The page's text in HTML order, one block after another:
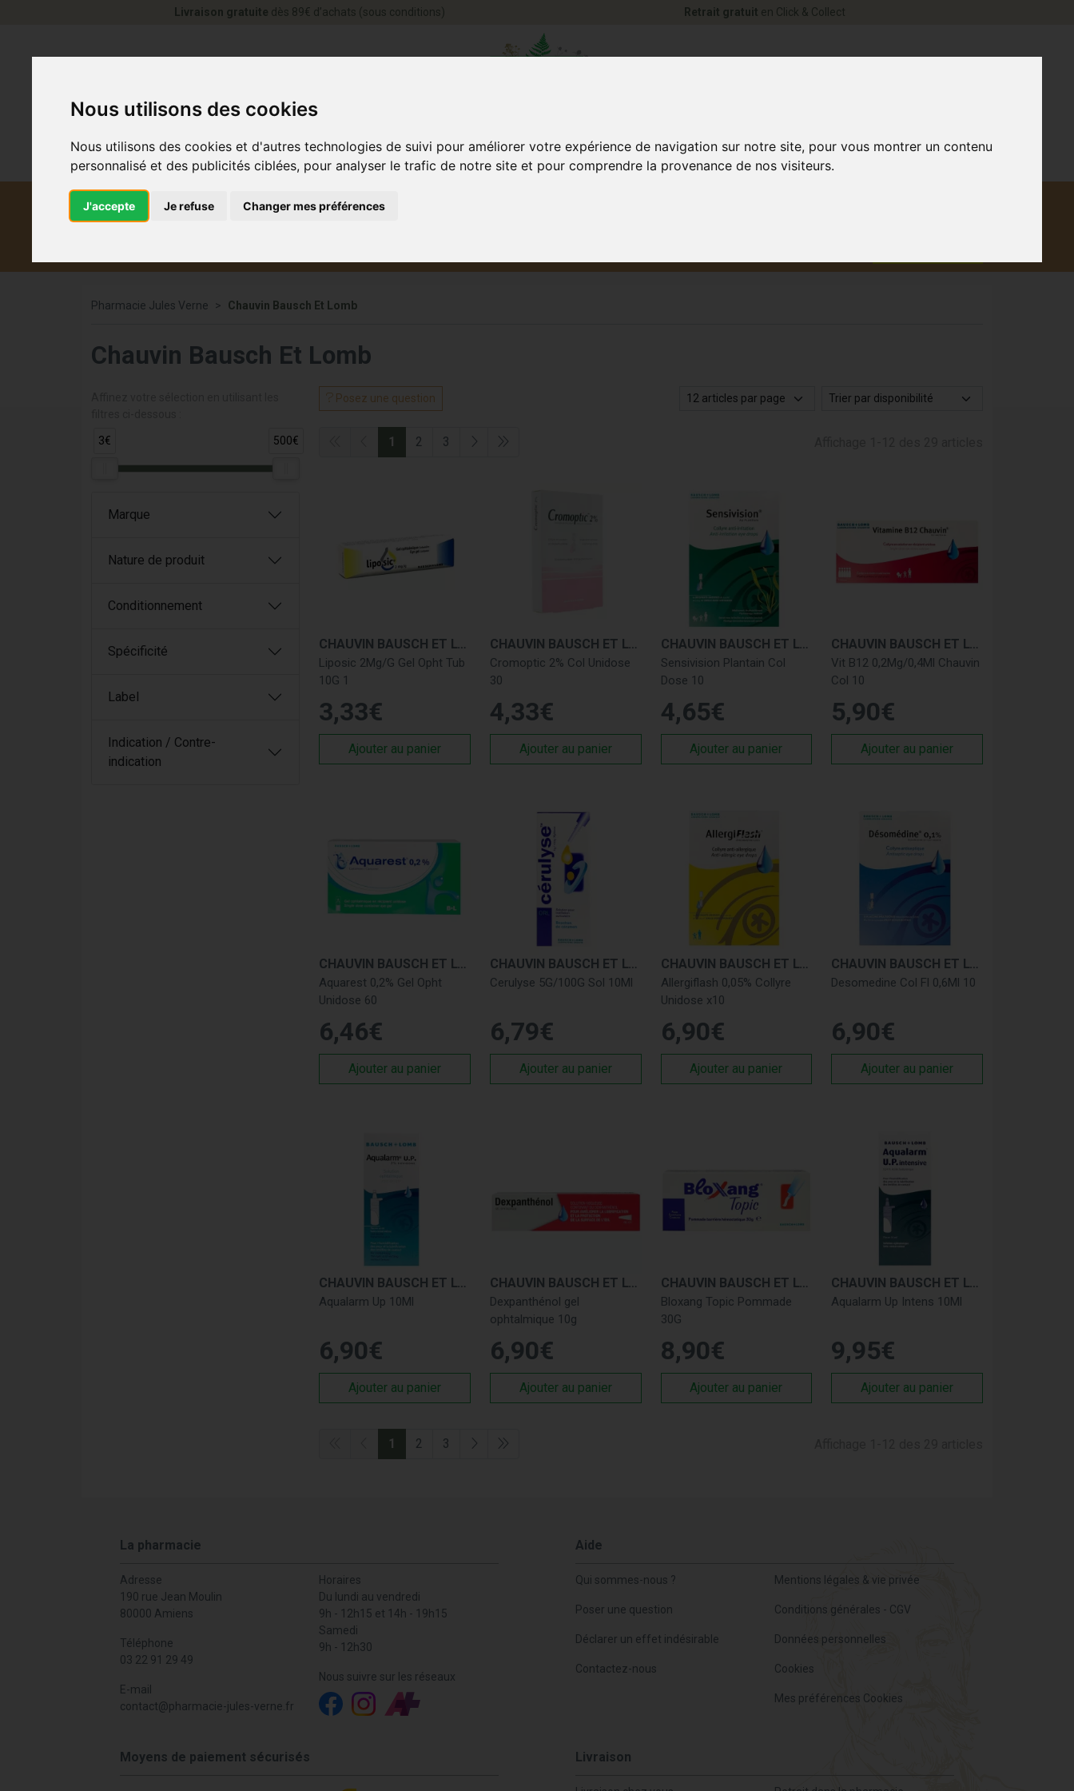
Nous utilisons des cookies
Nous utilisons des cookies et d'autres technologies de suivi pour améliorer votre expérience de navigation sur notre site, pour vous montrer un contenu
personnalisé et des publicités ciblées, pour analyser le trafic de notre site et pour comprendre la provenance de nos visiteurs.
J'accepte Je refuse Changer mes préférences
Livraison gratuite dès 89€ d’achats (sous conditions) Retrait gratuit en Click & Collect
Pharmacie Jules Verne Chauvin Bausch Et Lomb
Chauvin Bausch Et Lomb
Posez une question
1 2 3
CHAUVIN BAUSCH ET LOMB
Liposic 2Mg/G Gel Opht Tub
10G 1
3,33€
Ajouter au panier
CHAUVIN BAUSCH ET LOMB
Cromoptic 2% Col Unidose
30
4,33€
Ajouter au panier
CHAUVIN BAUSCH ET LOMB
Sensivision Plantain Col
Dose 10
4,65€
Ajouter au panier
CHAUVIN BAUSCH ET LOMB
Vit B12 0,2Mg/0,4Ml Chauvin
Col 10
5,90€
Ajouter au panier
CHAUVIN BAUSCH ET LOMB
Aquarest 0,2% Gel Opht
Unidose 60
6,46€
Ajouter au panier
CHAUVIN BAUSCH ET LOMB
Cerulyse 5G/100G Sol 10Ml
6,79€
Ajouter au panier
CHAUVIN BAUSCH ET LOMB
Allergiflash 0,05% Collyre
Unidose x10
6,90€
Ajouter au panier
CHAUVIN BAUSCH ET LOMB
Desomedine Col Fl 0,6Ml 10
6,90€
Ajouter au panier
CHAUVIN BAUSCH ET LOMB
Aqualarm Up 10Ml
6,90€
Ajouter au panier
CHAUVIN BAUSCH ET LOMB
Dexpanthénol gel
ophtalmique 10g
6,90€
Ajouter au panier
CHAUVIN BAUSCH ET LOMB
Bloxang Topic Pommade
30G
8,90€
Ajouter au panier
CHAUVIN BAUSCH ET LOMB
Aqualarm Up Intens 10Ml
9,95€
Ajouter au panier
1 2 3
3€ 500€
Marque
Nature de produit
Conditionnement
Spécificité
Label
Indication / Contre-
indication
La pharmacie
Adresse
190 rue Jean Moulin
80000 Amiens
Téléphone
03 22 91 29 49
E-mail
contact@pharmacie-jules-verne.fr
Horaires
Du lundi au vendredi
9h - 12h15 et 14h - 19h15
Samedi
9h - 12h30
Nous suivre sur les réseaux
Aide
Qui sommes-nous ?
Poser une question
Déclarer un effet indésirable
Contactez-nous
Mentions légales & vie privée
Conditions générales - CGV
Données personnelles
Cookies
Mes préférences Cookies
Moyens de paiement sécurisés Livraison